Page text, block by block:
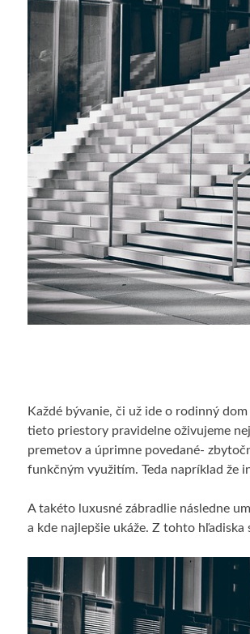
Každé bývanie, či už ide o rodinný
tieto priestory pravidelne oživujeme
premetov a úprimne povedané-
funkčným využitím. Teda napríklad že
A takéto luxusné zábradlie následne
a kde najlepšie ukáže. Z tohto hľadiska